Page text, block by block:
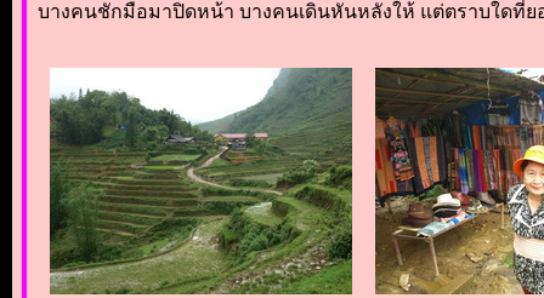
บางคนชักมือมาปิดหน้า บางคนเดินหันหลังให้ แต่ตราบใดที่